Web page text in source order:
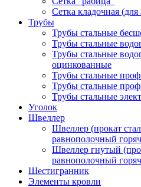
Сетка кладочная
Трубы
Трубы стальные
Трубы стальные
Трубы стальные
оцинкованные
Трубы стальные
Трубы стальные
Трубы стальные
Уголок
Швеллер
Швеллер (прокат
равнополочный
Швеллер гнутый
равнополочный
Шестигранник
Элементы кровли